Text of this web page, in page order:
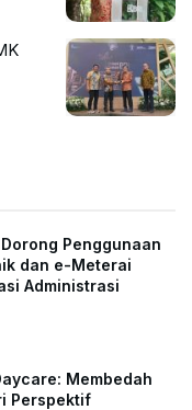
Dorong Penggunaan
dan e-Meterai
Administrasi
Membedah
Perspektif